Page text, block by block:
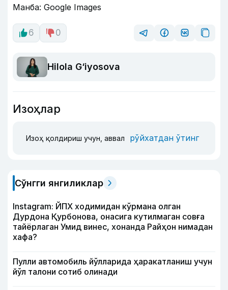
Манба: Google Images
6 0
Hilola G‘iyosova
Изоҳлар
Изоҳ қолдириш учун, аввал рўйхатдан ўтинг
Сўнгги янгиликлар
Instagram: ЙПХ ходимидан кўрмана олган
Дурдона Қурбонова, онасига кутилмаган совға
тайёрлаган Умид винес, хонанда Райҳон нимадан
хафа?
Пулли автомобиль йўлларида ҳаракатланиш учун
йўл талони сотиб олинади